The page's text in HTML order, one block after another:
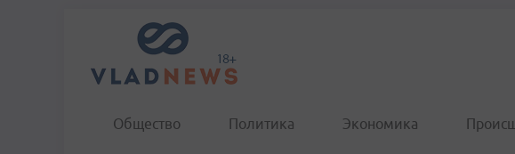
Общество Политика Экономика